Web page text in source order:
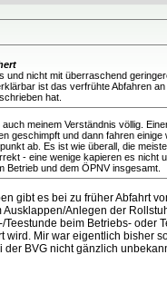
und nicht mit überraschend
ist das verfrühte Abfahren an
hat.
meinem Verständnis völlig.
geschimpft und dann fahren einige
ab. Es ist wie überall, die
- eine wenige kapieren es nicht
Betrieb und dem ÖPNV insgesamt.
gibt es bei zu früher Abfahrt
Ausklappen/Anlegen der
Teestunde beim Betriebs- oder
wird. Mir war eigentlich bisher
der BVG nicht gänzlich